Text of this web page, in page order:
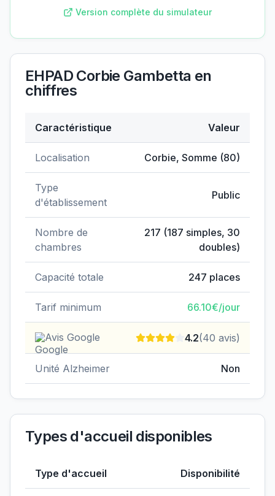
Version complète du simulateur
EHPAD Corbie Gambetta en
chiffres
Caractéristique Valeur
Localisation Corbie, Somme (80)
Type
d'établissement
Public
Nombre de
chambres
217 (187 simples, 30
doubles)
Capacité totale 247 places
Tarif minimum 66.10€/jour
Avis Google 4.2(40 avis)
Unité Alzheimer Non
Types d'accueil disponibles
Type d'accueil Disponibilité